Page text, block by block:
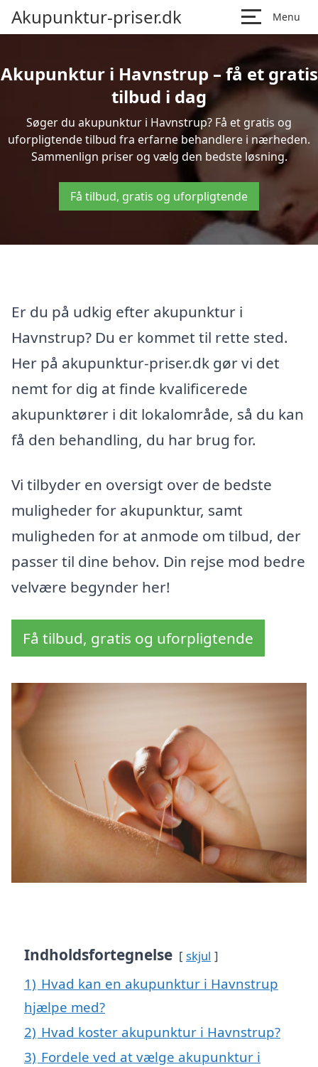
Akupunktur-priser.dk Menu
Akupunktur i Havnstrup – få et gratis
tilbud i dag
Søger du akupunktur i Havnstrup? Få et gratis og
uforpligtende tilbud fra erfarne behandlere i nærheden.
Sammenlign priser og vælg den bedste løsning.
Få tilbud, gratis og uforpligtende
Er du på udkig efter akupunktur i
Havnstrup? Du er kommet til rette sted.
Her på akupunktur-priser.dk gør vi det
nemt for dig at finde kvalificerede
akupunktører i dit lokalområde, så du kan
få den behandling, du har brug for.
Vi tilbyder en oversigt over de bedste
muligheder for akupunktur, samt
muligheden for at anmode om tilbud, der
passer til dine behov. Din rejse mod bedre
velvære begynder her!
Få tilbud, gratis og uforpligtende
Indholdsfortegnelse skjul
1) Hvad kan en akupunktur i Havnstrup
hjælpe med?
2) Hvad koster akupunktur i Havnstrup?
3) Fordele ved at vælge akupunktur i